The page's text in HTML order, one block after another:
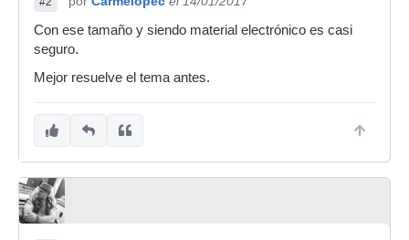
Con ese tamaño y siendo material electrónico es casi
seguro.
Mejor resuelve el tema antes.